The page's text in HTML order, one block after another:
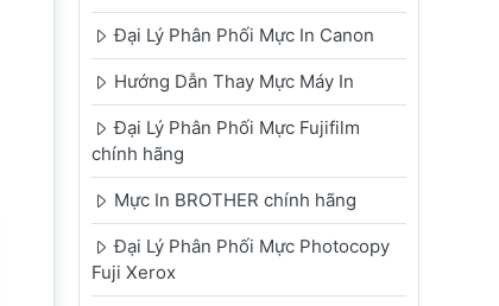
Đại Lý Phân Phối Mực In Canon
Hướng Dẫn Thay Mực Máy In
Đại Lý Phân Phối Mực Fujifilm
chính hãng
Mực In BROTHER chính hãng
Đại Lý Phân Phối Mực Photocopy
Fuji Xerox